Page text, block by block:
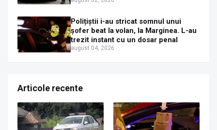
Polițiștii i-au stricat somnul unui
șofer beat la volan, la Marginea. L-au
trezit instant cu un dosar penal
august 04, 2026
Articole recente